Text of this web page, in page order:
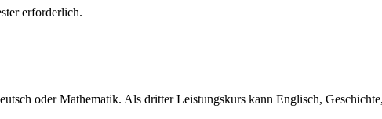
erforderlich.
oder Mathematik. Als dritter Leistungskurs kann Englisch,